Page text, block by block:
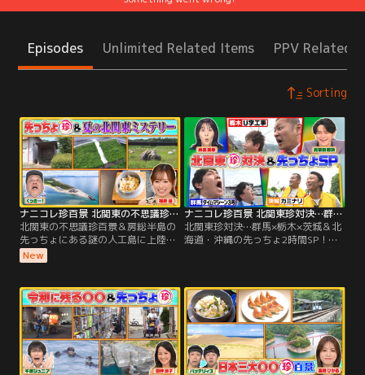
Episodes Unlimited Related Items PPV Related
Sorting
ナニコレ珍百景 北関東の不思議珍百景＆房総半島の先っちょにある謎の人工島に上陸SP（2026/08/02放送分）
北関東の不思議珍百景＆房総半島の
先っちょにある謎の人工島に上陸SP
／▼北関東の夏の不思議珍百景 ・群
馬…川の土手に巨大な滑り台！？＆
城…何のため！？集落にある小屋＆
不思議スイーツのお店 ・栃木…河原
に〇〇のための巨大な石▼千葉の先
っちょに… 房総半島の先っちょで発
見！普段は立ち入れない秘密の人工
島に上陸！
New
ナニコレ珍百景 北関東珍対決…群馬×栃木×茨城＆北海道・沖縄の先っちょ2時間SP！（2026/07/19放送分）
北関東珍対決…群馬×栃木×茨城＆北
海道・沖縄の先っちょ2時間SP！／
城代表：カミナリ ・日本でここだ
け！？珍スポット対決！・珍百景
な“道の駅”対決！・地域ならでは！
不思議なモノ・ミステリー対決▼北
海道の先っちょに…壮大な絶景広が
る世界遺産